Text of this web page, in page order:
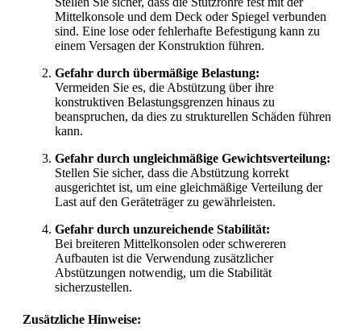
Mittelkonsole und dem Deck oder Spiegel verbunden
sind. Eine lose oder fehlerhafte Befestigung kann zu
einem Versagen der Konstruktion führen.
Gefahr durch übermäßige Belastung:
Vermeiden Sie es, die Abstützung über ihre
konstruktiven Belastungsgrenzen hinaus zu
beanspruchen, da dies zu strukturellen Schäden führen
kann.
Gefahr durch ungleichmäßige Gewichtsverteilung:
Stellen Sie sicher, dass die Abstützung korrekt
ausgerichtet ist, um eine gleichmäßige Verteilung der
Last auf den Geräteträger zu gewährleisten.
Gefahr durch unzureichende Stabilität:
Bei breiteren Mittelkonsolen oder schwereren
Aufbauten ist die Verwendung zusätzlicher
Abstützungen notwendig, um die Stabilität
sicherzustellen.
Zusätzliche Hinweise: